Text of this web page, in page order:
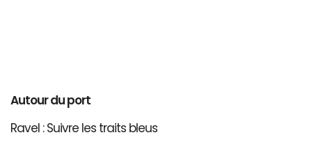
Autour du port
Ravel : Suivre les traits bleus